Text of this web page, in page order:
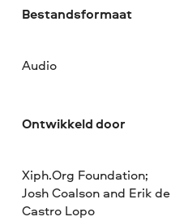
Bestandsformaat
Audio
Ontwikkeld door
Xiph.Org Foundation;
Josh Coalson and Erik de
Castro Lopo